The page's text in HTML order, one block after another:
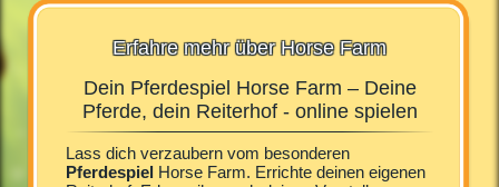
Erfahre mehr über Horse Farm
Dein Pferdespiel Horse Farm – Deine
Pferde, dein Reiterhof - online spielen
Lass dich verzaubern vom besonderen
PferdespielHorse Farm. Errichte deinen eigenen